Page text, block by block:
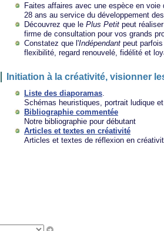
Faites affaires avec une espèce en
28 ans au service du développement
Découvrez que le Plus Petit peut
firme de consultation pour vos grands
Constatez que l'Indépendant peut
flexibilité, regard renouvelé, fidélité et
Initiation à la créativité, visionner
Liste des diaporamas
Schémas heuristiques, portrait ludique
Bibliographie commentée
Notre bibliographie pour débutant
Articles et textes en créativité
Articles et textes de réflexion en